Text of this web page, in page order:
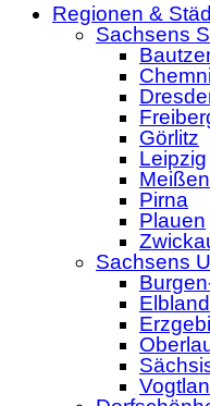
Regionen &
Sachsens
Görlitz
Leipzig
Meißen
Pirna
Plauen
Sachsens
Elbland